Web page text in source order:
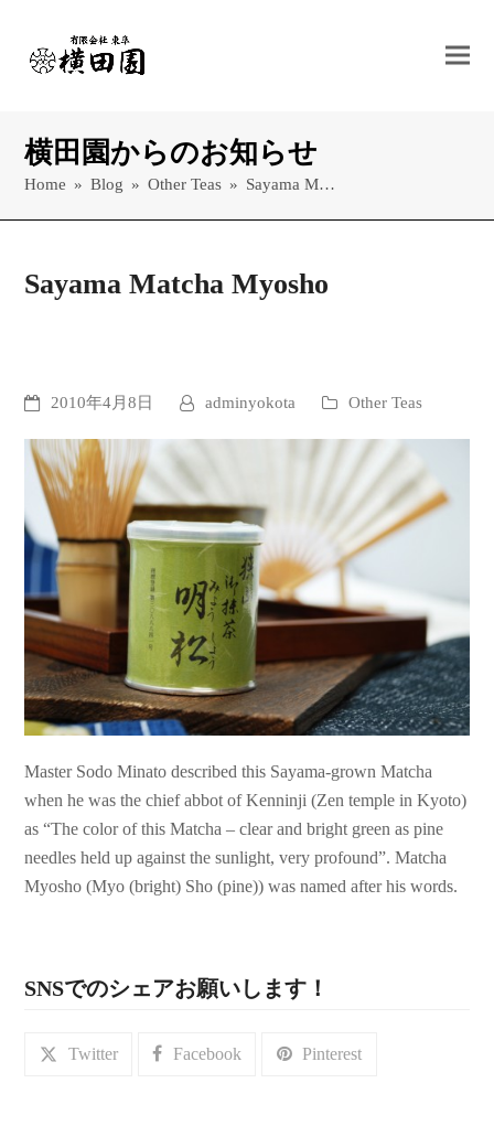
横田園からのお知らせ
Home » Blog » Other Teas » Sayama M…
Sayama Matcha Myosho
2010年4月8日 adminyokota Other Teas
Master Sodo Minato described this Sayama-grown Matcha
when he was the chief abbot of Kenninji (Zen temple in Kyoto)
as “The color of this Matcha – clear and bright green as pine
needles held up against the sunlight, very profound”. Matcha
Myosho (Myo (bright) Sho (pine)) was named after his words.
SNSでのシェアお願いします！
Twitter Facebook Pinterest